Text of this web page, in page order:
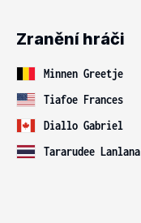
Zranění hráči
Minnen Greetje
Tiafoe Frances
Diallo Gabriel
Tararudee Lanlana